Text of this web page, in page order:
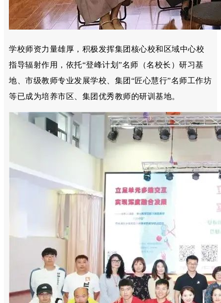
学校师资力量雄厚 ， 积极发挥集团核心校和 区域中心校
指导辐射作用，依托“登峰计划”名师（名校长）研习基
地、市级教师专业发展学校、集团“匠心慧行”名师工作坊
等已成为培养市区、集团优秀教师的研训基地。